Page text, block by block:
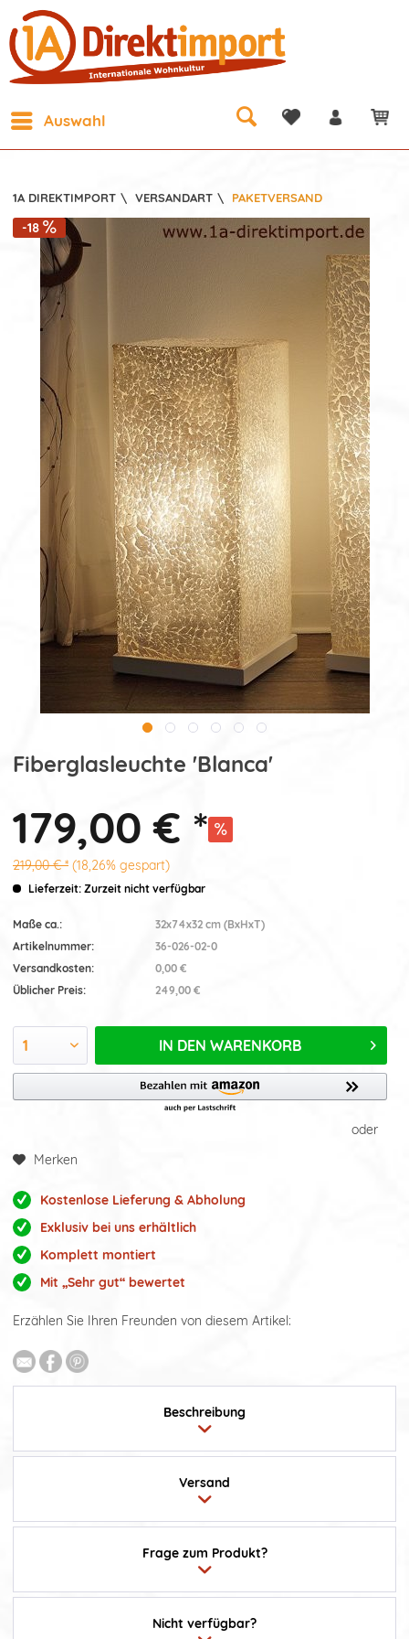
Auswahl
1A DIREKTIMPORT \ VERSANDART \ PAKETVERSAND
-18
Fiberglasleuchte 'Blanca'
179,00 € *
219,00 € * (18,26% gespart)
Lieferzeit: Zurzeit nicht verfügbar
Maße ca.:
32x74x32 cm (BxHxT)
Artikelnummer:
36-026-02-0
Versandkosten:
0,00 €
Üblicher Preis:
249,00 €
IN DEN WARENKORB
oder
Merken
Kostenlose Lieferung & Abholung
Exklusiv bei uns erhältlich
Komplett montiert
Mit „Sehr gut“ bewertet
Erzählen Sie Ihren Freunden von diesem Artikel:
Beschreibung
Frage zum Produkt?
Versand
Nicht verfügbar?